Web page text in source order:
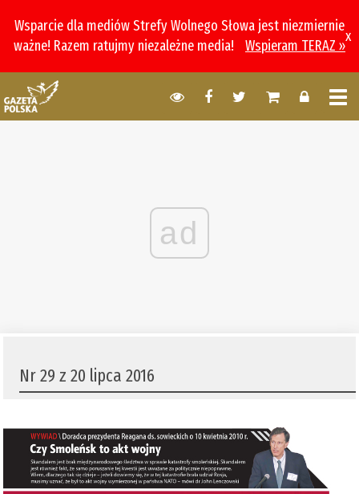
Wsparcie dla mediów Strefy Wolnego Słowa jest niezmiernie
ważne! Razem ratujmy niezależne media!
Wspieram TERAZ »
x
ad
Nr 29 z 20 lipca 2016